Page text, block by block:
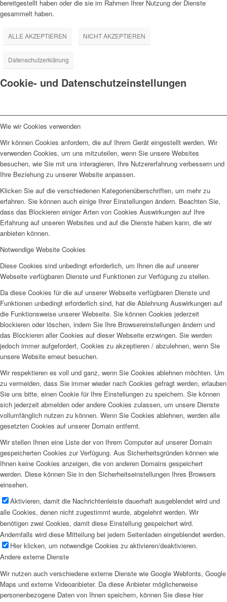
bereitgestellt haben oder die sie im Rahmen Ihrer Nutzung der Dienste
gesammelt haben.
ALLE AKZEPTIEREN NICHT AKZEPTIEREN
Datenschutzerklärung
Cookie- und Datenschutzeinstellungen
Wie wir Cookies verwenden
Wir können Cookies anfordern, die auf Ihrem Gerät eingestellt werden. Wir
verwenden Cookies, um uns mitzuteilen, wenn Sie unsere Websites
besuchen, wie Sie mit uns interagieren, Ihre Nutzererfahrung verbessern und
Ihre Beziehung zu unserer Website anpassen.
Klicken Sie auf die verschiedenen Kategorienüberschriften, um mehr zu
erfahren. Sie können auch einige Ihrer Einstellungen ändern. Beachten Sie,
dass das Blockieren einiger Arten von Cookies Auswirkungen auf Ihre
Erfahrung auf unseren Websites und auf die Dienste haben kann, die wir
anbieten können.
Notwendige Website Cookies
Diese Cookies sind unbedingt erforderlich, um Ihnen die auf unserer
Webseite verfügbaren Dienste und Funktionen zur Verfügung zu stellen.
Da diese Cookies für die auf unserer Webseite verfügbaren Dienste und
Funktionen unbedingt erforderlich sind, hat die Ablehnung Auswirkungen auf
die Funktionsweise unserer Webseite. Sie können Cookies jederzeit
blockieren oder löschen, indem Sie Ihre Browsereinstellungen ändern und
das Blockieren aller Cookies auf dieser Webseite erzwingen. Sie werden
jedoch immer aufgefordert, Cookies zu akzeptieren / abzulehnen, wenn Sie
unsere Website erneut besuchen.
Wir respektieren es voll und ganz, wenn Sie Cookies ablehnen möchten. Um
zu vermeiden, dass Sie immer wieder nach Cookies gefragt werden, erlauben
Sie uns bitte, einen Cookie für Ihre Einstellungen zu speichern. Sie können
sich jederzeit abmelden oder andere Cookies zulassen, um unsere Dienste
vollumfänglich nutzen zu können. Wenn Sie Cookies ablehnen, werden alle
gesetzten Cookies auf unserer Domain entfernt.
Wir stellen Ihnen eine Liste der von Ihrem Computer auf unserer Domain
gespeicherten Cookies zur Verfügung. Aus Sicherheitsgründen können wie
Ihnen keine Cookies anzeigen, die von anderen Domains gespeichert
werden. Diese können Sie in den Sicherheitseinstellungen Ihres Browsers
einsehen.
Aktivieren, damit die Nachrichtenleiste dauerhaft ausgeblendet wird und
alle Cookies, denen nicht zugestimmt wurde, abgelehnt werden. Wir
benötigen zwei Cookies, damit diese Einstellung gespeichert wird.
Andernfalls wird diese Mitteilung bei jedem Seitenladen eingeblendet werden.
Hier klicken, um notwendige Cookies zu aktivieren/deaktivieren.
Andere externe Dienste
Wir nutzen auch verschiedene externe Dienste wie Google Webfonts, Google
Maps und externe Videoanbieter. Da diese Anbieter möglicherweise
personenbezogene Daten von Ihnen speichern, können Sie diese hier